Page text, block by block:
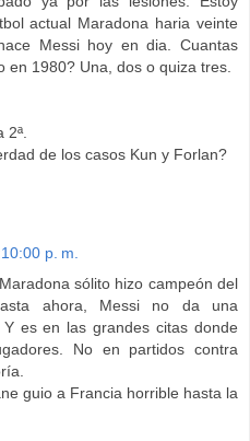
actual Maradona haria veinte
Messi hoy en dia. Cuantas
en 1980? Una, dos o quiza tres.
2ª.
de los casos Kun y Forlan?
p. m.
sólito hizo campeón del
ahora, Messi no da una
es en las grandes citas donde
No en partidos contra
guio a Francia horrible hasta la